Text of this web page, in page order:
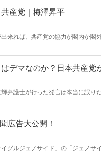
産党｜梅澤昇平
来れば、共産党の協力が閣内か閣
と進むのは目に見えている。立憲
はデマなのか？日本共産
輝弁護士が行った発言は本当に誤
隠す日本共産党と「独裁者」志位
広告大公開！
イグルジェノサイド」の「ジェノ